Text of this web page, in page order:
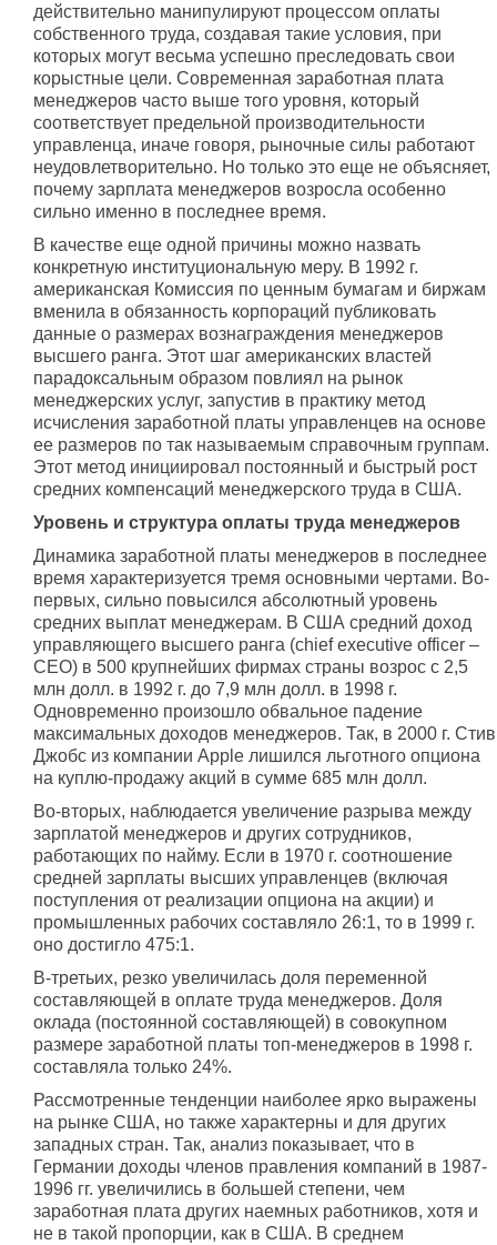
действительно манипулируют процессом оплаты
собственного труда, создавая такие условия, при
которых могут весьма успешно преследовать свои
корыстные цели. Современная заработная плата
менеджеров часто выше того уровня, который
соответствует предельной производительности
управленца, иначе говоря, рыночные силы работают
неудовлетворительно. Но только это еще не объясняет,
почему зарплата менеджеров возросла особенно
сильно именно в последнее время.
В качестве еще одной причины можно назвать
конкретную институциональную меру. В 1992 г.
американская Комиссия по ценным бумагам и биржам
вменила в обязанность корпораций публиковать
данные о размерах вознаграждения менеджеров
высшего ранга. Этот шаг американских властей
парадоксальным образом повлиял на рынок
менеджерских услуг, запустив в практику метод
исчисления заработной платы управленцев на основе
ее размеров по так называемым справочным группам.
Этот метод инициировал постоянный и быстрый рост
средних компенсаций менеджерского труда в США.
Уровень и структура оплаты труда менеджеров
Динамика заработной платы менеджеров в последнее
время характеризуется тремя основными чертами. Во-
первых, сильно повысился абсолютный уровень
средних выплат менеджерам. В США средний доход
управляющего высшего ранга (сhief еxecutive оfficer –
CEO) в 500 крупнейших фирмах страны возрос с 2,5
млн долл. в 1992 г. до 7,9 млн долл. в 1998 г.
Одновременно произошло обвальное падение
максимальных доходов менеджеров. Так, в 2000 г. Стив
Джобс из компании Apple лишился льготного опциона
на куплю-продажу акций в сумме 685 млн долл.
Во-вторых, наблюдается увеличение разрыва между
зарплатой менеджеров и других сотрудников,
работающих по найму. Если в 1970 г. соотношение
средней зарплаты высших управленцев (включая
поступления от реализации опциона на акции) и
промышленных рабочих составляло 26:1, то в 1999 г.
оно достигло 475:1.
В-третьих, резко увеличилась доля переменной
составляющей в оплате труда менеджеров. Доля
оклада (постоянной составляющей) в совокупном
размере заработной платы топ-менеджеров в 1998 г.
составляла только 24%.
Рассмотренные тенденции наиболее ярко выражены
на рынке США, но также характерны и для других
западных стран. Так, анализ показывает, что в
Германии доходы членов правления компаний в 1987-
1996 гг. увеличились в большей степени, чем
заработная плата других наемных работников, хотя и
не в такой пропорции, как в США. В среднем